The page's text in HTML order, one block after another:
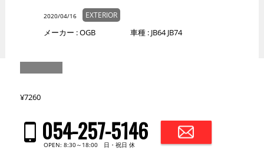
2020/04/16 EXTERIOR
メーカー :OGB 車種 : JB64 JB74
¥7260
054-257-5146
OPEN: 8:30～18:00 日・祝日 休